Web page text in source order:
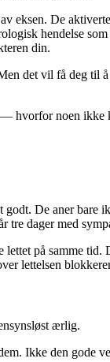
eksen. De
hendelse
din.
det vil få deg
hvorfor noen
godt. De aner
dager med
på samme
lettelsen
ærlig.
Ikke den gode